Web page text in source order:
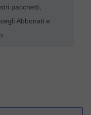
pacchetti,
Abbonati e